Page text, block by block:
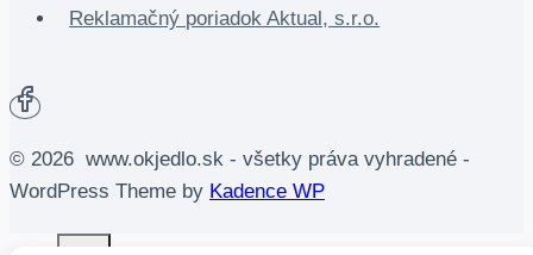
Reklamačný poriadok Aktual, s.r.o.
© 2026 www.okjedlo.sk - všetky práva vyhradené -
WordPress Theme by Kadence WP